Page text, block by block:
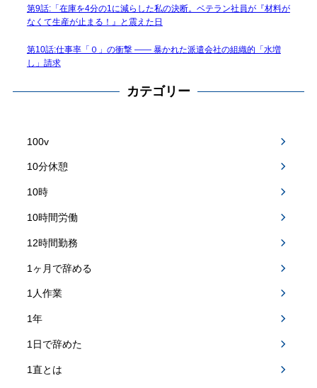
第9話:「在庫を4分の1に減らした私の決断。ベテラン社員が『材料が
なくて生産が止まる！』と震えた日
第10話:仕事率「０」の衝撃 —— 暴かれた派遣会社の組織的「水増
し」請求
カテゴリー
100v
10分休憩
10時
10時間労働
12時間勤務
1ヶ月で辞める
1人作業
1年
1日で辞めた
1直とは